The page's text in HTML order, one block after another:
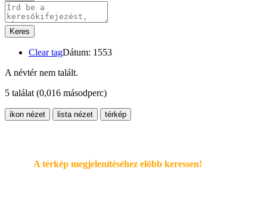
Keres
Clear tagDátum: 1553
A névtér nem talált.
5 találat (0,016 másodperc)
ikon nézet lista nézet térkép
A térkép megjelenítéséhez elöbb keressen!